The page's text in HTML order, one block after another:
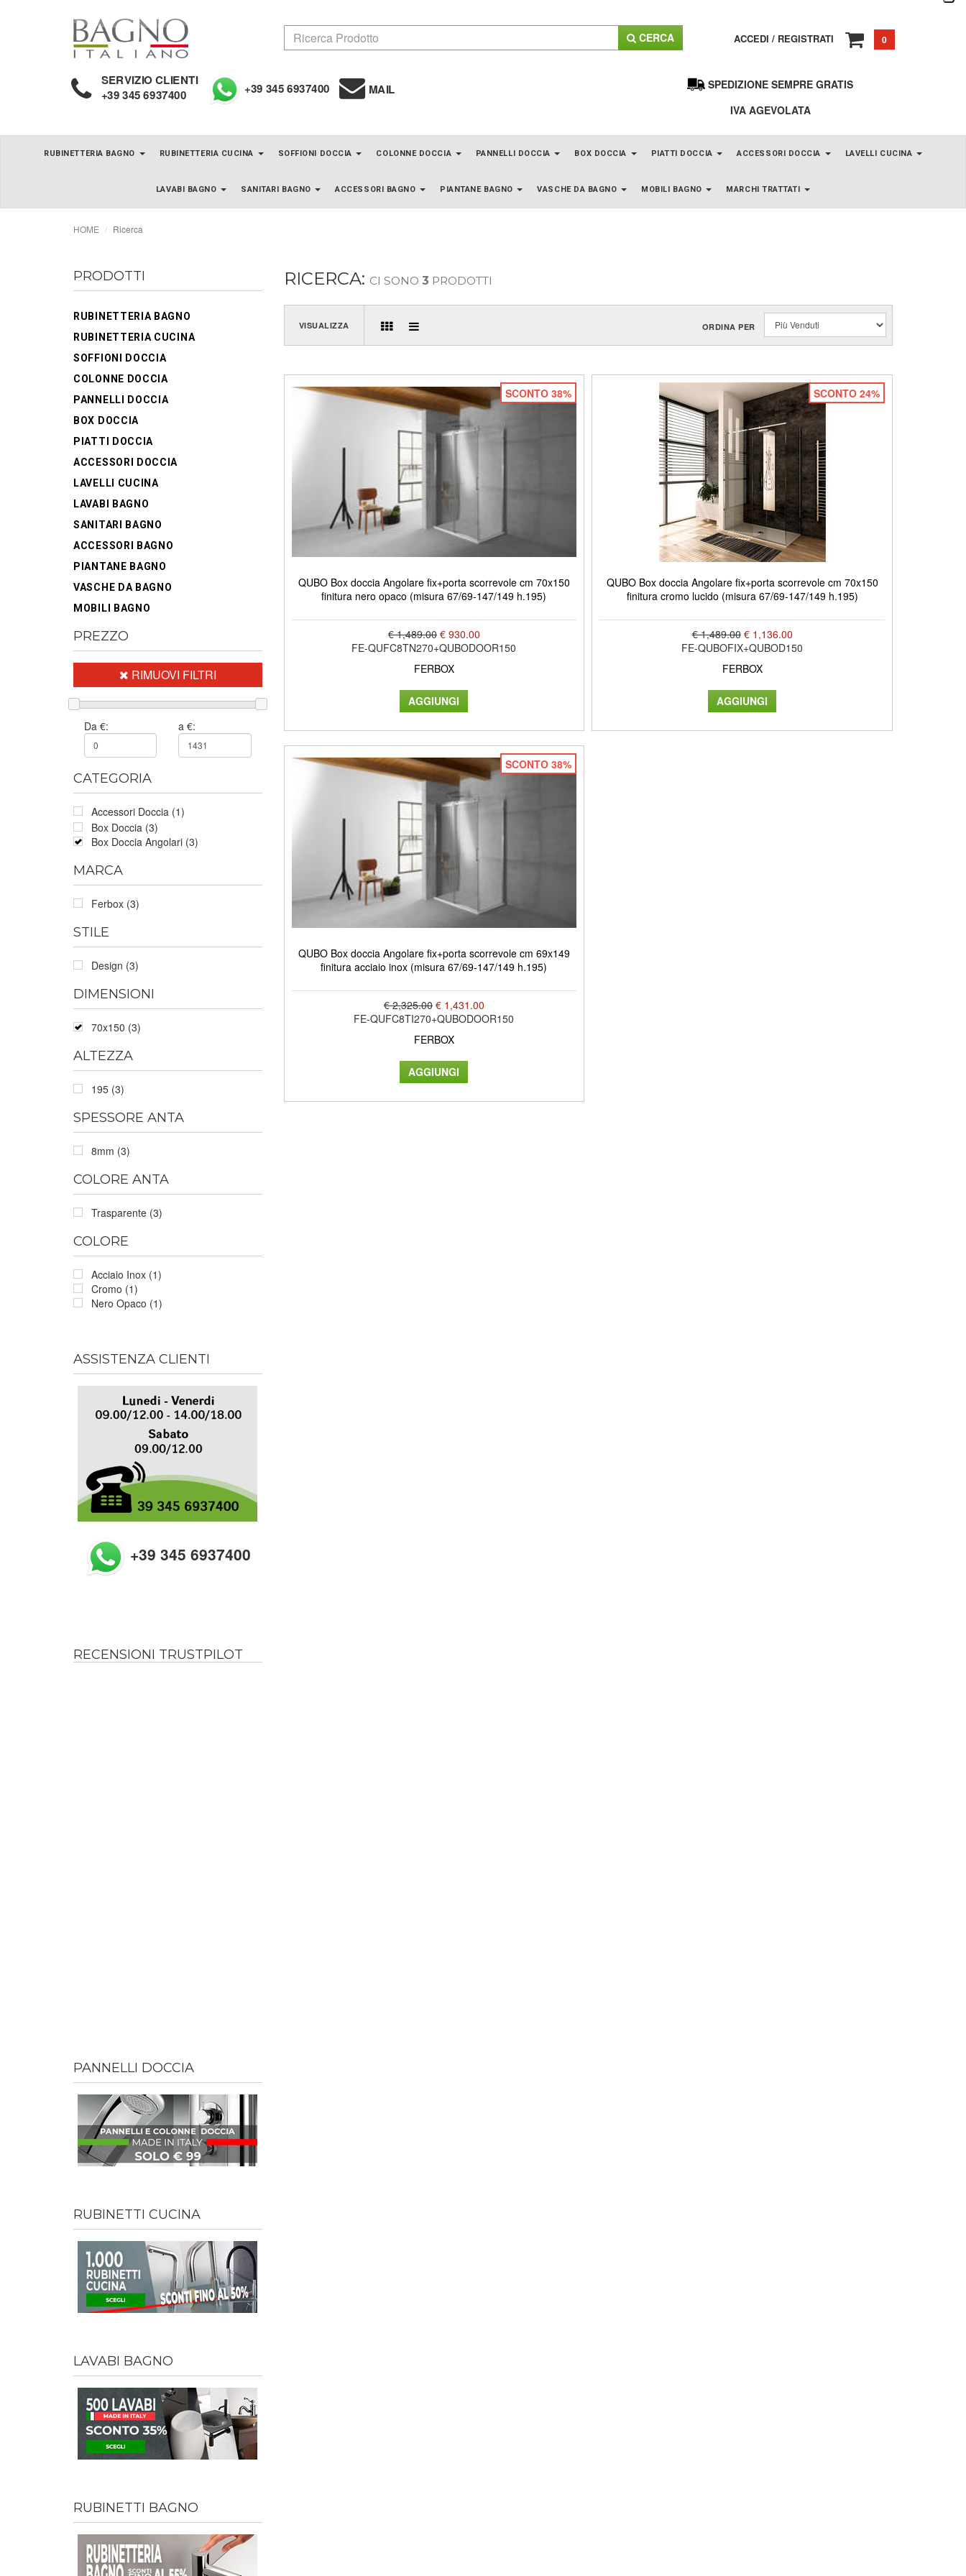
CERCA ACCEDI / REGISTRATI 0
SERVIZIO CLIENTI
+39 345 6937400 +39 345 6937400 MAIL
SPEDIZIONE SEMPRE GRATIS
IVA AGEVOLATA
RUBINETTERIA BAGNO RUBINETTERIA CUCINA SOFFIONI DOCCIA COLONNE DOCCIA PANNELLI DOCCIA BOX DOCCIA PIATTI DOCCIA ACCESSORI DOCCIA LAVELLI CUCINA
LAVABI BAGNO SANITARI BAGNO ACCESSORI BAGNO PIANTANE BAGNO VASCHE DA BAGNO MOBILI BAGNO MARCHI TRATTATI
HOME Ricerca
PRODOTTI
RUBINETTERIA BAGNO
RUBINETTERIA CUCINA
SOFFIONI DOCCIA
COLONNE DOCCIA
PANNELLI DOCCIA
BOX DOCCIA
PIATTI DOCCIA
ACCESSORI DOCCIA
LAVELLI CUCINA
LAVABI BAGNO
SANITARI BAGNO
ACCESSORI BAGNO
PIANTANE BAGNO
VASCHE DA BAGNO
MOBILI BAGNO
PREZZO
RIMUOVI FILTRI
Da €: a €:
CATEGORIA
Accessori Doccia (1)
Box Doccia (3)
Box Doccia Angolari (3)
MARCA
Ferbox (3)
STILE
Design (3)
DIMENSIONI
70x150 (3)
ALTEZZA
195 (3)
SPESSORE ANTA
8mm (3)
COLORE ANTA
Trasparente (3)
COLORE
Acciaio Inox (1)
Cromo (1)
Nero Opaco (1)
ASSISTENZA CLIENTI
+39 345 6937400
RECENSIONI TRUSTPILOT
PANNELLI DOCCIA
RUBINETTI CUCINA
LAVABI BAGNO
RUBINETTI BAGNO
RICERCA: CI SONO 3 PRODOTTI
VISUALIZZA ORDINA PER
SCONTO 38%
QUBO Box doccia Angolare fix+porta scorrevole cm 70x150
finitura nero opaco (misura 67/69-147/149 h.195)
€ 1,489.00 € 930.00
FE-QUFC8TN270+QUBODOOR150
FERBOX
SCONTO 24%
QUBO Box doccia Angolare fix+porta scorrevole cm 70x150
finitura cromo lucido (misura 67/69-147/149 h.195)
€ 1,489.00 € 1,136.00
FE-QUBOFIX+QUBOD150
FERBOX
SCONTO 38%
QUBO Box doccia Angolare fix+porta scorrevole cm 69x149
finitura acciaio inox (misura 67/69-147/149 h.195)
€ 2,325.00 € 1,431.00
FE-QUFC8TI270+QUBODOOR150
FERBOX